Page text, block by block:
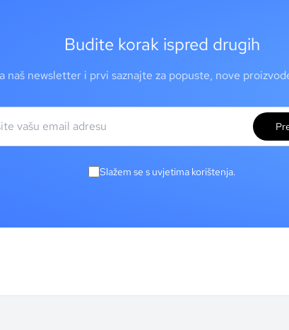
Budite korak ispred drugih
naš newsletter i prvi saznajte za popuste, nove
Slažem se s uvjetima korištenja.